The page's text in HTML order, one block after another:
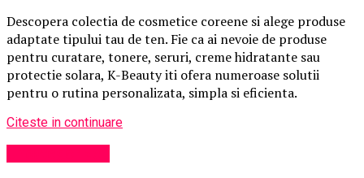
Descopera colectia de cosmetice coreene si alege produse
adaptate tipului tau de ten. Fie ca ai nevoie de produse
pentru curatare, tonere, seruri, creme hidratante sau
protectie solara, K-Beauty iti ofera numeroase solutii
pentru o rutina personalizata, simpla si eficienta.
Citeste in continuare